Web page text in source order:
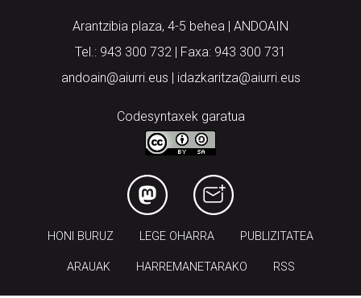
Arantzibia plaza, 4-5 behea | ANDOAIN
Tel.: 943 300 732 | Faxa: 943 300 731
andoain@aiurri.eus | idazkaritza@aiurri.eus
Codesyntaxek garatua
HONI BURUZ LEGE OHARRA PUBLIZITATEA
ARAUAK HARREMANETARAKO RSS